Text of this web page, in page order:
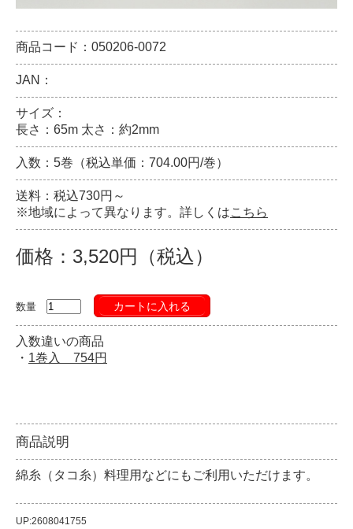
商品コード：050206-0072
JAN：
サイズ：
長さ：65m 太さ：約2mm
入数：5巻（税込単価：704.00円/巻）
送料：税込730円～
※地域によって異なります。詳しくはこちら
価格：3,520円（税込）
数量 カートに入れる
入数違いの商品
・ 1巻入 754円
商品説明
綿糸（タコ糸）料理用などにもご利用いただけます。
UP:2608041755